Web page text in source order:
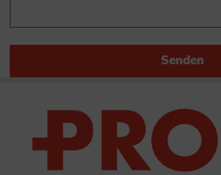
Senden